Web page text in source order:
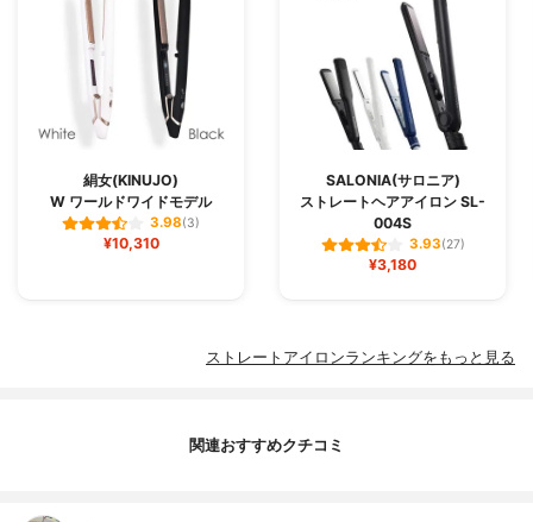
絹女(KINUJO)
W ワールドワイドモデル
3.98(3)
¥10,310
SALONIA(サロニア)
ストレートヘアアイロン SL-
004S
3.93(27)
¥3,180
ストレートアイロンランキングをもっと見る
関連おすすめクチコミ